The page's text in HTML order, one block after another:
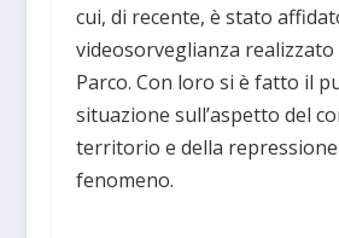
cui, di recente, è stato
videosorveglianza realizzato
Parco. Con loro si è fatto il
situazione sull’aspetto del
territorio e della
fenomeno.